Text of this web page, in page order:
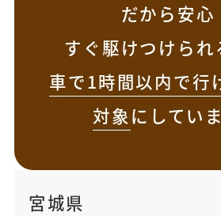
だから安心
すぐ駆けつけられ
車で1時間以内で行
対象にしてい
宮城県